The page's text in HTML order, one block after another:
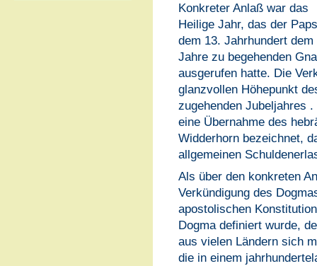
Konkreter Anlaß war das
Heilige Jahr, das der
dem 13. Jahrhundert
Jahre zu begehenden
ausgerufen hatte. Die
glanzvollen Höhepunkt
zugehenden Jubeljahres
eine Übernahme des
Widderhorn bezeichnet,
allgemeinen
Als über den konkreten
Verkündigung des
apostolischen
Dogma definiert wurde,
aus vielen Ländern sich
die in einem